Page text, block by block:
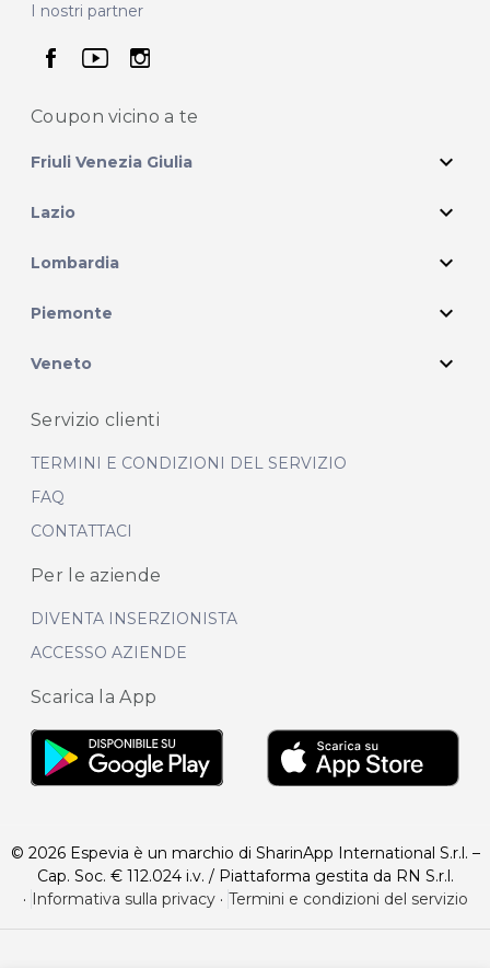
I nostri partner
seguici su facebook
seguici su youtube
seguici su instagram
Coupon vicino a te
Friuli Venezia Giulia expand_more
Lazio expand_more
Lombardia expand_more
Piemonte expand_more
Veneto expand_more
Servizio clienti
TERMINI E CONDIZIONI DEL SERVIZIO
FAQ
CONTATTACI
Per le aziende
DIVENTA INSERZIONISTA
ACCESSO AZIENDE
Scarica la App
© 2026 Espevia è un marchio di SharinApp International S.r.l. –
Cap. Soc. € 112.024 i.v. / Piattaforma gestita da RN S.r.l.
·
Informativa sulla privacy· Termini e condizioni del servizio